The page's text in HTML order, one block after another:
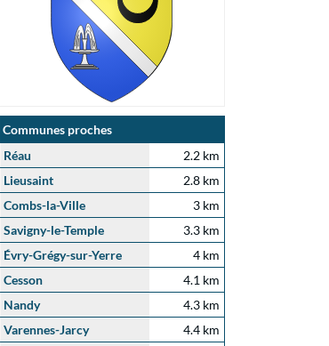
Communes proches
Réau
2.2 km
Lieusaint
2.8 km
Combs-la-Ville
3 km
Savigny-le-Temple
3.3 km
Évry-Grégy-sur-Yerre
4 km
Cesson
4.1 km
Nandy
4.3 km
Varennes-Jarcy
4.4 km